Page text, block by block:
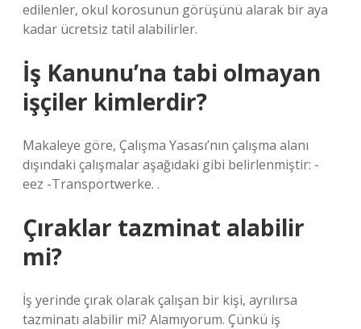
edilenler, okul korosunun görüşünü alarak bir aya
kadar ücretsiz tatil alabilirler.
İş Kanunu’na tabi olmayan
işçiler kimlerdir?
Makaleye göre, Çalışma Yasası’nın çalışma alanı
dışındaki çalışmalar aşağıdaki gibi belirlenmiştir: -
eez -Transportwerke. .
Çıraklar tazminat alabilir
mi?
İş yerinde çırak olarak çalışan bir kişi, ayrılırsa
tazminatı alabilir mi? Alamıyorum. Çünkü iş